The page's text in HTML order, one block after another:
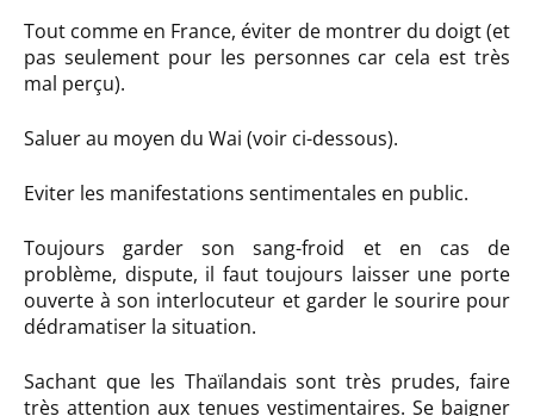
Tout comme en France, éviter de montrer du doigt (et
pas seulement pour les personnes car cela est très
mal perçu).
Saluer au moyen du Wai (voir ci-dessous).
Eviter les manifestations sentimentales en public.
Toujours garder son sang-froid et en cas de
problème, dispute, il faut toujours laisser une porte
ouverte à son interlocuteur et garder le sourire pour
dédramatiser la situation.
Sachant que les Thaïlandais sont très prudes, faire
très attention aux tenues vestimentaires. Se baigner